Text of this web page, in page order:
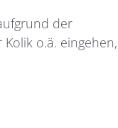
der
o.ä. eingehen,